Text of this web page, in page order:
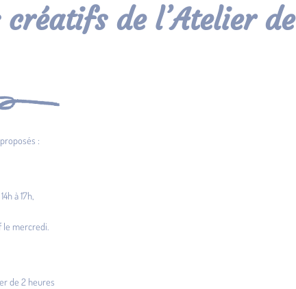
de l’Atelier de
:
à 17h,
le mercredi.
de 2 heures